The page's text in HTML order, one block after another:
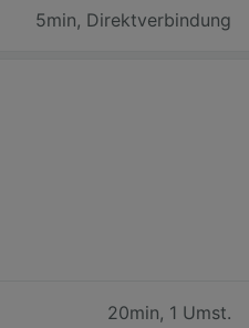
5min, Direktverbindung
20min, 1 Umst.